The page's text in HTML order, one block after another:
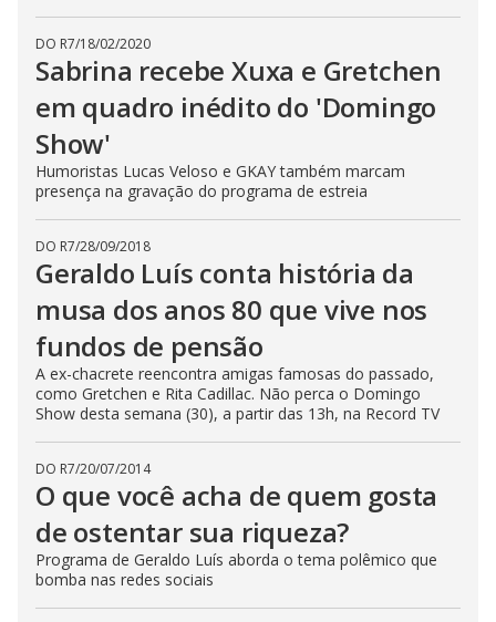
DO R7/18/02/2020
Sabrina recebe Xuxa e Gretchen
em quadro inédito do 'Domingo
Show'
Humoristas Lucas Veloso e GKAY também marcam
presença na gravação do programa de estreia
DO R7/28/09/2018
Geraldo Luís conta história da
musa dos anos 80 que vive nos
fundos de pensão
A ex-chacrete reencontra amigas famosas do passado,
como Gretchen e Rita Cadillac. Não perca o Domingo
Show desta semana (30), a partir das 13h, na Record TV
DO R7/20/07/2014
O que você acha de quem gosta
de ostentar sua riqueza?
Programa de Geraldo Luís aborda o tema polêmico que
bomba nas redes sociais